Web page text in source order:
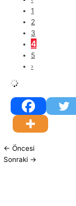
1
2
3
4
5
›
← Öncesi
Sonraki →